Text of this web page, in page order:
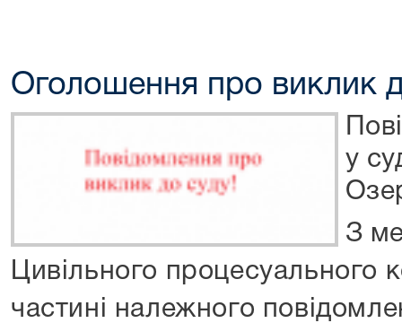
Оголошення про виклик
у
З
Цивільного процесуального
частині належного